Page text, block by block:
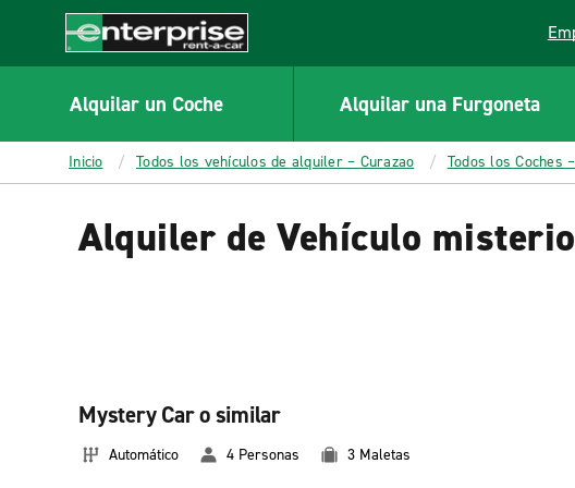
CONTENT
Enterprise
Alquilar un Coche Alquilar una Furgoneta
Inicio Todos los vehículos de alquiler – Curazao Todos los Coches
Alquiler de Vehículo
Mystery Car o similar
Automático 4 Personas 3 Maletas